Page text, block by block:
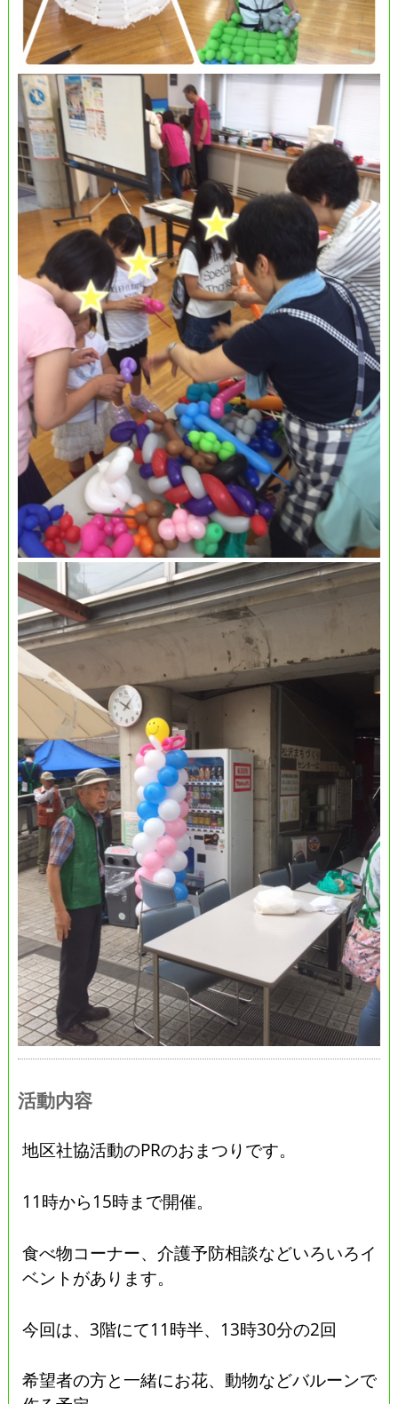
活動内容
地区社協活動のPRのおまつりです。
11時から15時まで開催。
食べ物コーナー、介護予防相談などいろいろイ
ベントがあります。
今回は、3階にて11時半、13時30分の2回
希望者の方と一緒にお花、動物などバルーンで